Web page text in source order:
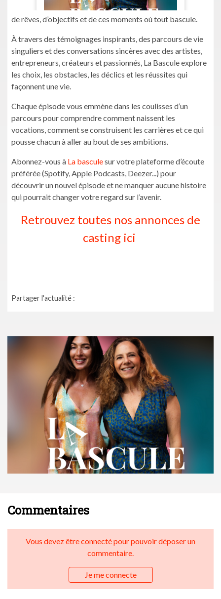
de rêves, d’objectifs et de ces moments où tout bascule.
À travers des témoignages inspirants, des parcours de vie
singuliers et des conversations sincères avec des artistes,
entrepreneurs, créateurs et passionnés, La Bascule explore
les choix, les obstacles, les déclics et les réussites qui
façonnent une vie.
Chaque épisode vous emmène dans les coulisses d’un
parcours pour comprendre comment naissent les
vocations, comment se construisent les carrières et ce qui
pousse chacun à aller au bout de ses ambitions.
Abonnez-vous à La basculesur votre plateforme d’écoute
préférée (Spotify, Apple Podcasts, Deezer...) pour
découvrir un nouvel épisode et ne manquer aucune histoire
qui pourrait changer votre regard sur l’avenir.
Retrouvez toutes nos annonces de
casting ici
Partager l'actualité :
Commentaires
Vous devez être connecté pour pouvoir déposer un
commentaire.
Je me connecte